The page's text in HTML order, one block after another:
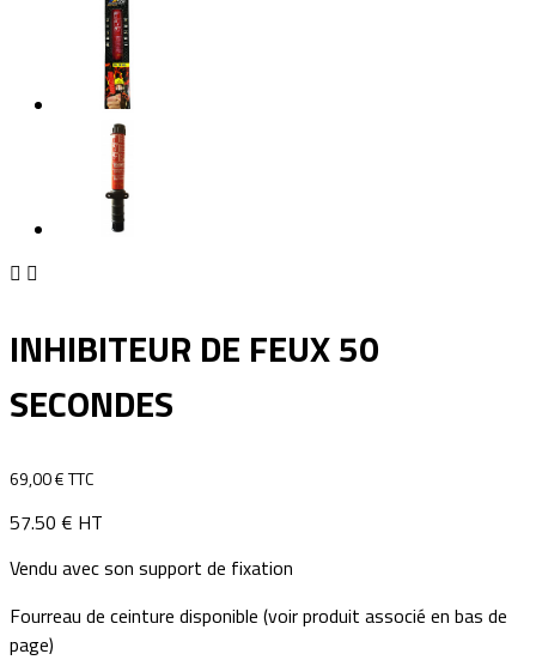
 
INHIBITEUR DE FEUX 50
SECONDES
69,00 € TTC
57.50 € HT
Vendu avec son support de fixation
Fourreau de ceinture disponible (voir produit associé en bas de
page)